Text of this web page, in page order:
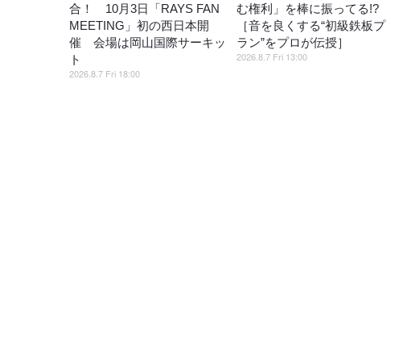
合！ 10月3日「RAYS FAN
MEETING」初の西日本開
催 会場は岡山国際サーキッ
ト
2026.8.7 Fri 18:00
む権利」を棒に振ってる!?
［音を良くする“初級鉄板プ
ラン”をプロが伝授］
2026.8.7 Fri 13:00